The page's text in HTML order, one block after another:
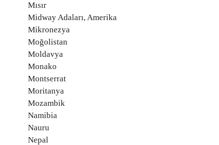
Mısır
Midway Adaları, Amerika
Mikronezya
Moğolistan
Moldavya
Monako
Montserrat
Moritanya
Mozambik
Namibia
Nauru
Nepal